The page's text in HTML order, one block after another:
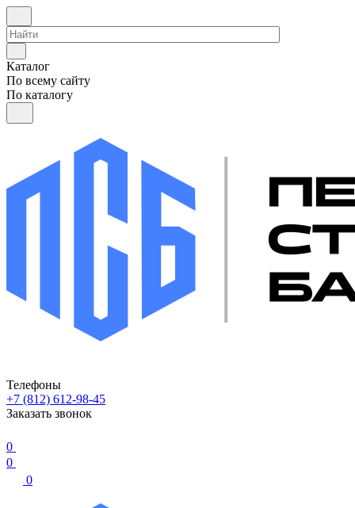
Каталог
По всему сайту
По каталогу
Телефоны
+7 (812) 612-98-45
Заказать звонок
0
0
0